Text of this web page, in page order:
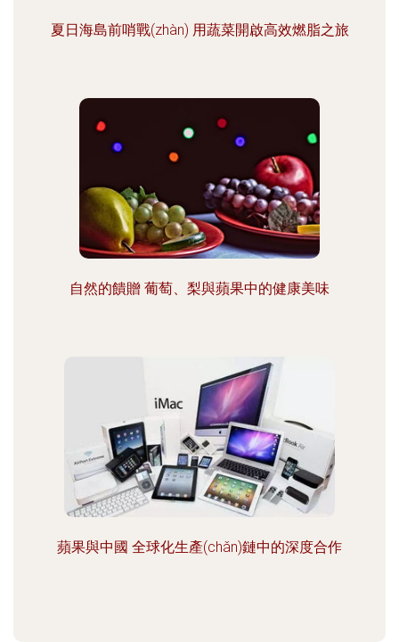
夏日海島前哨戰(zhàn) 用蔬菜開啟高效燃脂之旅
自然的饋贈 葡萄、梨與蘋果中的健康美味
蘋果與中國 全球化生產(chǎn)鏈中的深度合作